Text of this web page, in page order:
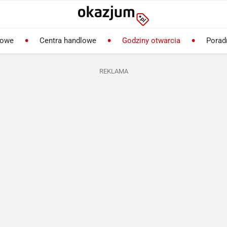
Centra handlowe Godziny otwarcia
REKLAMA